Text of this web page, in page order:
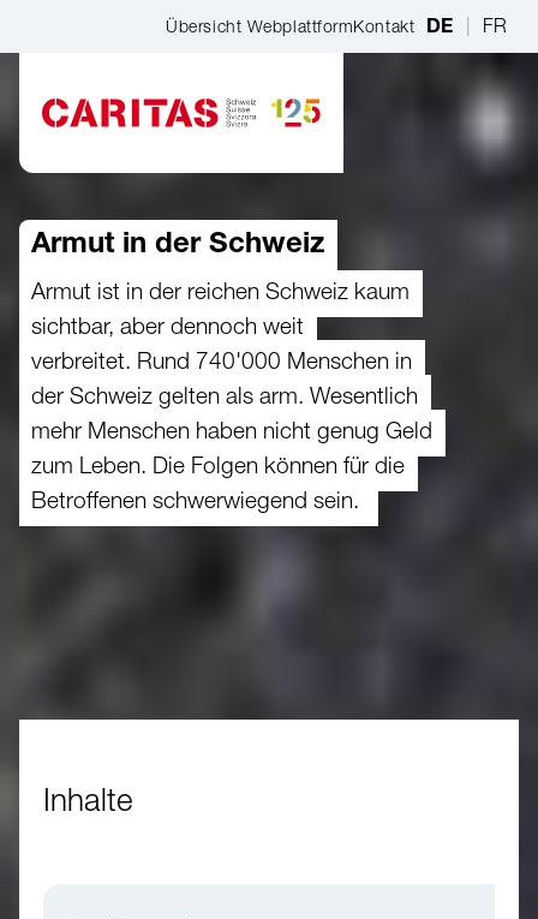
Zum Hauptinhalt springen
Übersicht WebplattformKontakt DE FR
Armut in der Schweiz
Armut ist in der reichen Schweiz kaum
sichtbar, aber dennoch weit
verbreitet. Rund 740'000 Menschen in
der Schweiz gelten als arm. Wesentlich
mehr Menschen haben nicht genug Geld
zum Leben. Die Folgen können für die
Betroffenen schwerwiegend sein.
Inhalte